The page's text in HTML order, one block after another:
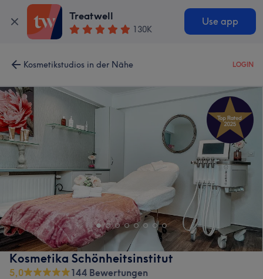
Treatwell
130K
Use app
Kosmetikstudios in der Nähe LOGIN
Kosmetika Schönheitsinstitut
5,0
144 Bewertungen